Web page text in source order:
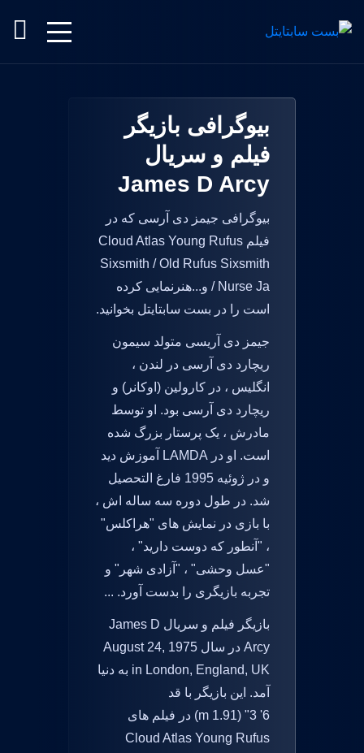
بیوگرافی بازیگر
فیلم و سریال
James D Arcy
بیوگرافی جیمز دی آرسی که در
فیلم Cloud Atlas Young Rufus
Sixsmith / Old Rufus Sixsmith
/ Nurse Ja و...هنرنمایی کرده
است را در بست سابتایتل بخوانید.
جیمز دی آریسی متولد سیمون
ریچارد دی آرسی در لندن ،
انگلیس ، در کارولین (اوکانر) و
ریچارد دی آرسی بود. او توسط
مادرش ، یک پرستار بزرگ شده
است. او در LAMDA آموزش دید
و در ژوئیه 1995 فارغ التحصیل
شد. در طول دوره سه ساله اش ،
با بازی در نمایش های "هراکلس"
، "آنطور که دوست دارید" ،
"عسل وحشی" ، "آزادی شهر" و
تجربه بازیگری را بدست آورد. ...
بازیگر فیلم و سریال James D
Arcy در سال August 24, 1975
in London, England, UK به دنیا
آمد. این بازیگر با قد
6' 3" (1.91 m) در فیلم های
Cloud Atlas Young Rufus